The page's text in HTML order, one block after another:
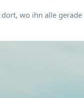
wo ihn alle